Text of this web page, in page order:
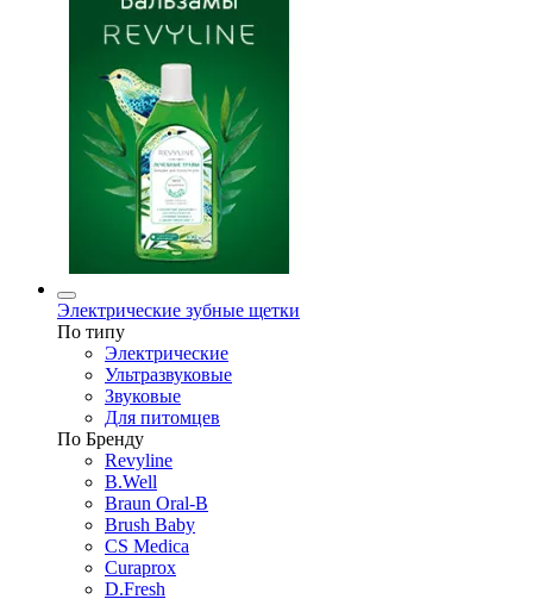
Электрические зубные щетки
По типу
Электрические
Ультразвуковые
Звуковые
Для питомцев
По Бренду
Revyline
B.Well
Braun Oral-B
Brush Baby
CS Medica
Curaprox
D.Fresh